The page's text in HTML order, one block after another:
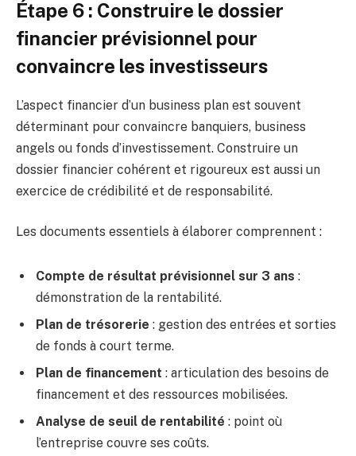
Étape 6 : Construire le dossier
financier prévisionnel pour
convaincre les investisseurs
L’aspect financier d’un business plan est souvent
déterminant pour convaincre banquiers, business
angels ou fonds d’investissement. Construire un
dossier financier cohérent et rigoureux est aussi un
exercice de crédibilité et de responsabilité.
Les documents essentiels à élaborer comprennent :
Compte de résultat prévisionnel sur 3 ans :
démonstration de la rentabilité.
Plan de trésorerie : gestion des entrées et sorties
de fonds à court terme.
Plan de financement : articulation des besoins de
financement et des ressources mobilisées.
Analyse de seuil de rentabilité : point où
l’entreprise couvre ses coûts.